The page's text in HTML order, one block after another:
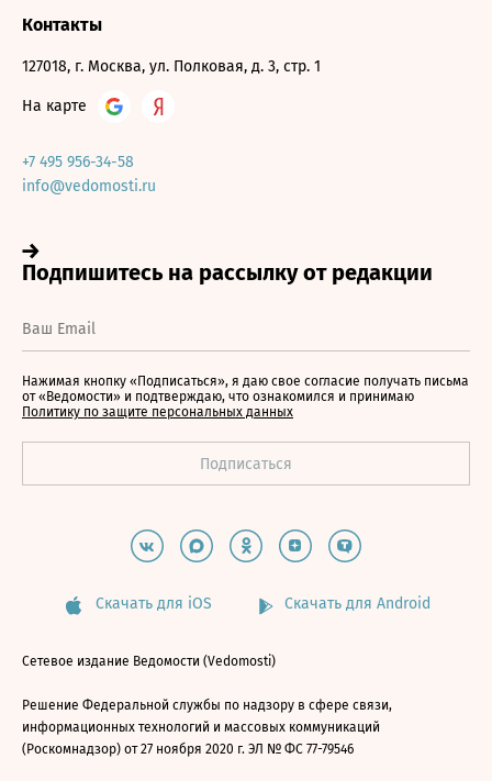
Контакты
127018, г. Москва, ул. Полковая, д. 3, стр. 1
На карте
+7 495 956-34-58
info@vedomosti.ru
Нажимая кнопку «Подписаться», я даю свое согласие получать письма
от «Ведомости» и подтверждаю, что ознакомился и принимаю
Политику по защите персональных данных
Скачать для iOS Скачать для Android
Сетевое издание Ведомости (Vedomosti)
Решение Федеральной службы по надзору в сфере связи,
информационных технологий и массовых коммуникаций
(Роскомнадзор) от 27 ноября 2020 г. ЭЛ № ФС 77-79546